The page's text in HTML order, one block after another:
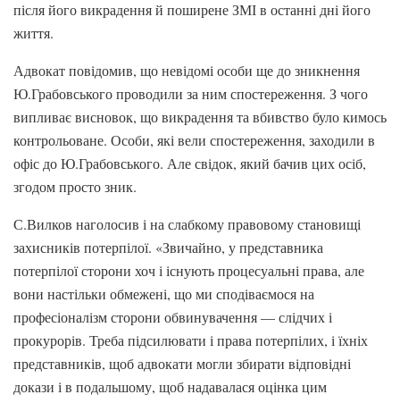
після його викрадення й поширене ЗМІ в останні дні його
життя.
Адвокат повідомив, що невідомі особи ще до зникнення
Ю.Грабовського проводили за ним спостереження. З чого
випливає висновок, що викрадення та вбивство було кимось
контрольоване. Особи, які вели спостереження, заходили в
офіс до Ю.Грабовського. Але свідок, який бачив цих осіб,
згодом просто зник.
С.Вилков наголосив і на слабкому правовому становищі
захисників потерпілої. «Звичайно, у представника
потерпілої сторони хоч і існують процесуальні права, але
вони настільки обмежені, що ми сподіваємося на
професіоналізм сторони обвинувачення — слідчих і
прокурорів. Треба підсилювати і права потерпілих, і їхніх
представників, щоб адвокати могли збирати відповідні
докази і в подальшому, щоб надавалася оцінка цим